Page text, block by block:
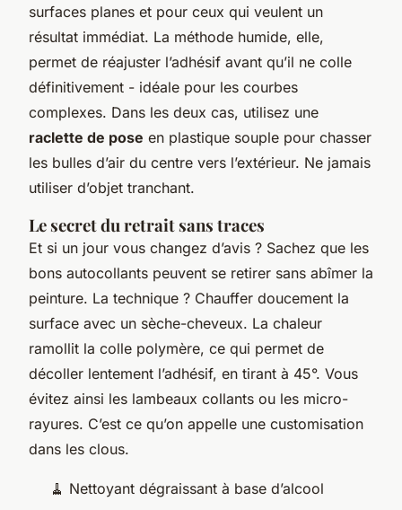
surfaces planes et pour ceux qui veulent un
résultat immédiat. La méthode humide, elle,
permet de réajuster l’adhésif avant qu’il ne colle
définitivement - idéale pour les courbes
complexes. Dans les deux cas, utilisez une
raclette de pose en plastique souple pour chasser
les bulles d’air du centre vers l’extérieur. Ne jamais
utiliser d’objet tranchant.
Le secret du retrait sans traces
Et si un jour vous changez d’avis ? Sachez que les
bons autocollants peuvent se retirer sans abîmer la
peinture. La technique ? Chauffer doucement la
surface avec un sèche-cheveux. La chaleur
ramollit la colle polymère, ce qui permet de
décoller lentement l’adhésif, en tirant à 45°. Vous
évitez ainsi les lambeaux collants ou les micro-
rayures. C’est ce qu’on appelle une customisation
dans les clous.
🧹 Nettoyant dégraissant à base d’alcool